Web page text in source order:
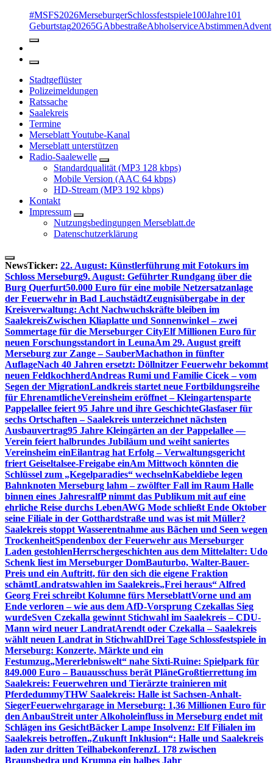
#MSFS2026MerseburgerSchlossfestspiele100Jahre101
Geburtstag20265GAbbestraßeAbholserviceAbstimmenAdvent
Stadtgeflüster
Polizeimeldungen
Ratssache
Saalekreis
Termine
Merseblatt Youtube-Kanal
Merseblatt unterstützen
Radio-Saalewelle
Standardqualität (MP3 128 kbps)
Mobile Version (AAC 64 kbps)
HD-Stream (MP3 192 kbps)
Kontakt
Impressum
Nutzungsbedingungen Merseblatt.de
Datenschutzerklärung
NewsTicker: 22. August: Künstlerführung mit Fotokurs im
Schloss Merseburg9. August: Geführter Rundgang über die
Burg Querfurt50.000 Euro für eine mobile Netzersatzanlage
der Feuerwehr in Bad LauchstädtZeugnisübergabe in der
Kreisverwaltung: Acht Nachwuchskräfte bleiben im
SaalekreisZwischen Kliaplatte und Sonnenwinkel – zwei
Sommertage für die Merseburger CityElf Millionen Euro für
neuen Forschungsstandort in LeunaAm 29. August greift
Merseburg zur Zange – SauberMachathon in fünfter
AuflageNach 40 Jahren ersetzt: Döllnitzer Feuerwehr bekommt
neuen FeldkochherdAndreas Rumi und Familie Cicek – vom
Segen der MigrationLandkreis startet neue Fortbildungsreihe
für EhrenamtlicheVereinsheim eröffnet – Kleingartensparte
Pappelallee feiert 95 Jahre und ihre GeschichteGlasfaser für
sechs Ortschaften – Saalekreis unterzeichnet nächsten
Ausbauvertrag95 Jahre Kleingärten an der Pappelallee —
Verein feiert halbrundes Jubiläum und weiht saniertes
Vereinsheim einEilantrag hat Erfolg – Verwaltungsgericht
friert Geiseltalsee-Freigabe einAm Mittwoch könnten die
Schlüssel zum „Kegelparadies“ wechselnKabeldiebe legen
Bahnknoten Merseburg lahm – zwölfter Fall im Raum Halle
binnen eines JahresralfP nimmt das Publikum mit auf eine
ehrliche Reise durchs LebenAWG Mode schließt Ende Oktober
seine Filiale in der Gotthardstraße und was ist mit Müller?
Saalekreis stoppt Wasserentnahme aus Bächen und Seen wegen
TrockenheitSpendenbox der Feuerwehr aus Merseburger
Laden gestohlenHerrschergeschichten aus dem Mittelalter: Udo
Schenk liest im Merseburger DomBauturbo, Walter-Bauer-
Preis und ein Auftritt, für den sich die eigene Fraktion
schämtLandratswahlen im Saalekreis„Frei heraus“ Alfred
Georg Frei schreibt Kolumne fürs MerseblattVorne und am
Ende verloren – wie aus dem AfD-Vorsprung Czekallas Sieg
wurdeSven Czekalla gewinnt Stichwahl im Saalekreis – CDU-
Mann wird neuer LandratArendt oder Czekalla – Saalekreis
wählt neuen Landrat in StichwahlDrei Tage Schlossfestspiele in
Merseburg: Konzerte, Märkte und ein
Festumzug„Mererlebniswelt“ nahe Sixti-Ruine: Spielpark für
849.000 Euro – Bauausschuss berät PläneGroßtierrettung im
Saalekreis: Feuerwehren und Tierärzte trainieren mit
PferdedummyTHW Saalekreis: Halle ist Sachsen-Anhalt-
SiegerFeuerwehrgarage in Merseburg: 1,36 Millionen Euro für
den AnbauStreit unter Alkoholeinfluss in Merseburg endet mit
Schlägen ins GesichtBäcker Lampe Insolvenz: Elf Filialen im
Saalekreis betroffen„Zukunft Inklusion“: Halle und Saalekreis
laden zur dritten TeilhabekonferenzL 178 zwischen
Braunsbedra und Krumpa ein halbes Jahr